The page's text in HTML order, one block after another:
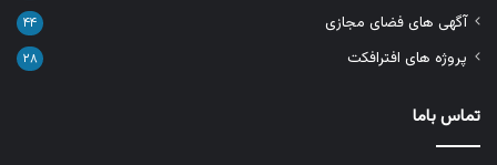
آگهی های فضای مجازی ۴۴
پروژه های افترافکت ۲۸
تماس باما